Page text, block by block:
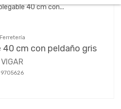
Ferretería
cm con peldaño gris
VIGAR
9705626